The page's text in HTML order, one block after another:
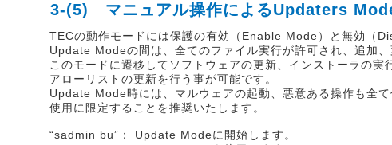
3-(5) マニュアル操作によるUpdaters
TECの動作モードには保護の有効（Enable Mode）と無効（
Update Modeの間は、全てのファイル実行が許可され、追加
このモードに遷移してソフトウェアの更新、インストーラの
アローリストの更新を行う事が可能です。
Update Mode時には、マルウェアの起動、悪意ある操作も全
使用に限定することを推奨いたします。
“sadmin bu”： Update Modeに開始します。